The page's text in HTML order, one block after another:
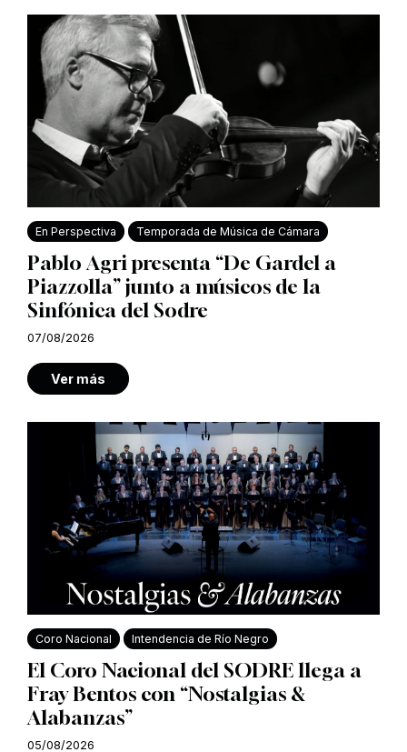
En Perspectiva Temporada de Música de Cámara
Pablo Agri presenta “De Gardel a
Piazzolla” junto a músicos de la
Sinfónica del Sodre
07/08/2026
Ver más
Coro Nacional Intendencia de Río Negro
El Coro Nacional del SODRE llega a
Fray Bentos con “Nostalgias &
Alabanzas”
05/08/2026